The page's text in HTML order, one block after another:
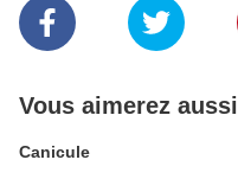
Vous aimerez aussi
Canicule